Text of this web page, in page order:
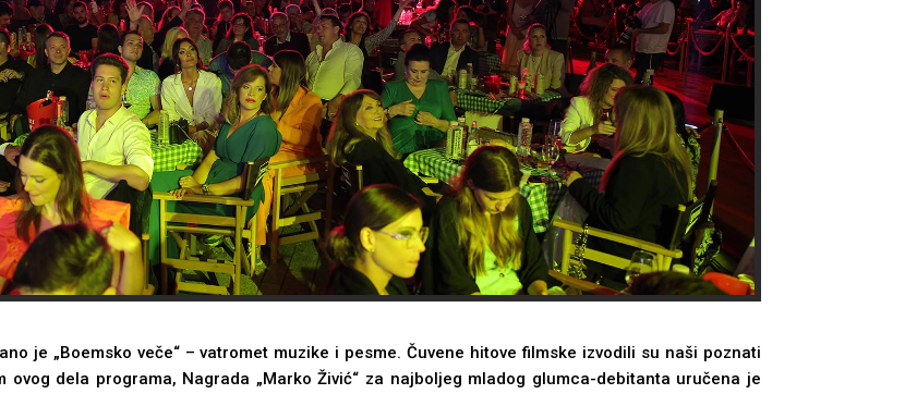
je „Boemsko veče“ – vatromet muzike i pesme. Čuvene hitove filmske izvodili su naši poznati
ovog dela programa, Nagrada „Marko Živić“ za najboljeg mladog glumca-debitanta uručena je